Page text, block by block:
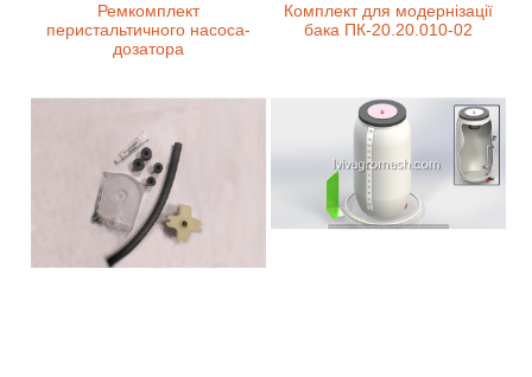
Ремкомплект
перистальтичного насоса-
дозатора
Комплект для модернізації
бака ПК-20.20.010-02